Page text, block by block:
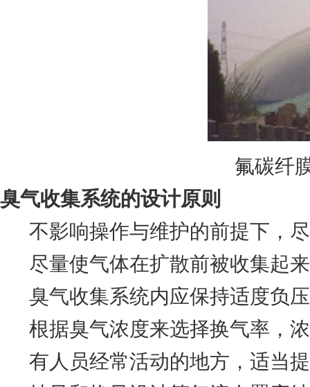
氟碳纤
臭气收集系统的设计原则
不影响操作与维护的前提下，
尽量使气体在扩散前被收集起
臭气收集系统内应保持适度负
根据臭气浓度来选择换气率，
有人员经常活动的地方，适当